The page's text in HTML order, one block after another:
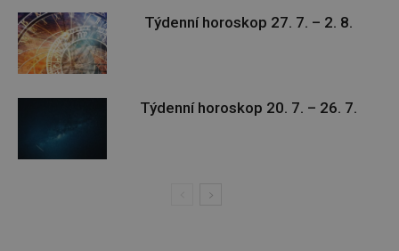
Týdenní horoskop 27. 7. – 2. 8.
Týdenní horoskop 20. 7. – 26. 7.